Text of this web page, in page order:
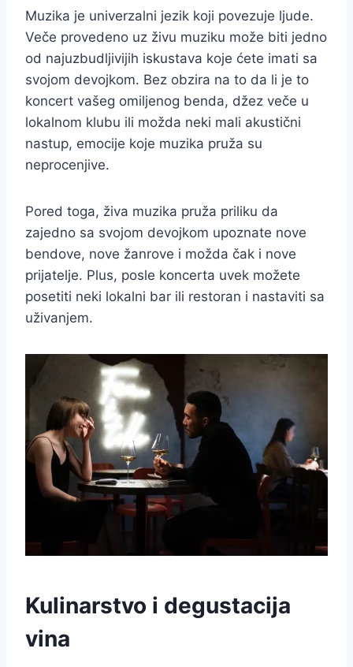
Muzika je univerzalni jezik koji povezuje ljude.
Veče provedeno uz živu muziku može biti jedno
od najuzbudljivijih iskustava koje ćete imati sa
svojom devojkom. Bez obzira na to da li je to
koncert vašeg omiljenog benda, džez veče u
lokalnom klubu ili možda neki mali akustični
nastup, emocije koje muzika pruža su
neprocenjive.
Pored toga, živa muzika pruža priliku da
zajedno sa svojom devojkom upoznate nove
bendove, nove žanrove i možda čak i nove
prijatelje. Plus, posle koncerta uvek možete
posetiti neki lokalni bar ili restoran i nastaviti sa
uživanjem.
Kulinarstvo i degustacija
vina